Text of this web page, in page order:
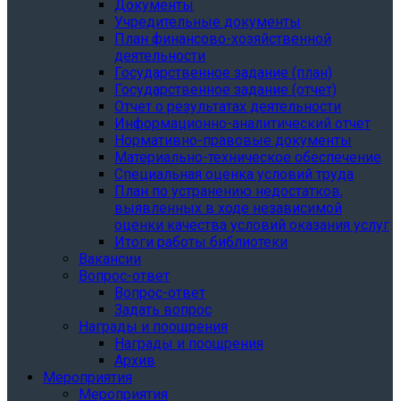
Документы
Учредительные документы
План финансово-хозяйственной
деятельности
Государственное задание (план)
Государственное задание (отчет)
Отчет о результатах деятельности
Информационно-аналитический отчет
Нормативно-правовые документы
Материально-техническое обеспечение
Специальная оценка условий труда
План по устранению недостатков,
выявленных в ходе независимой
оценки качества условий оказания услуг
Итоги работы библиотеки
Вакансии
Вопрос-ответ
Вопрос-ответ
Задать вопрос
Награды и поощрения
Награды и поощрения
Архив
Мероприятия
Мероприятия